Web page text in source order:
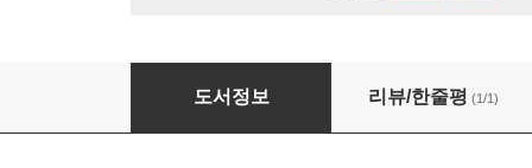
창세기 1장에 대한 7가지 해석방식
도서정보 리뷰/한줄평 (1/1)